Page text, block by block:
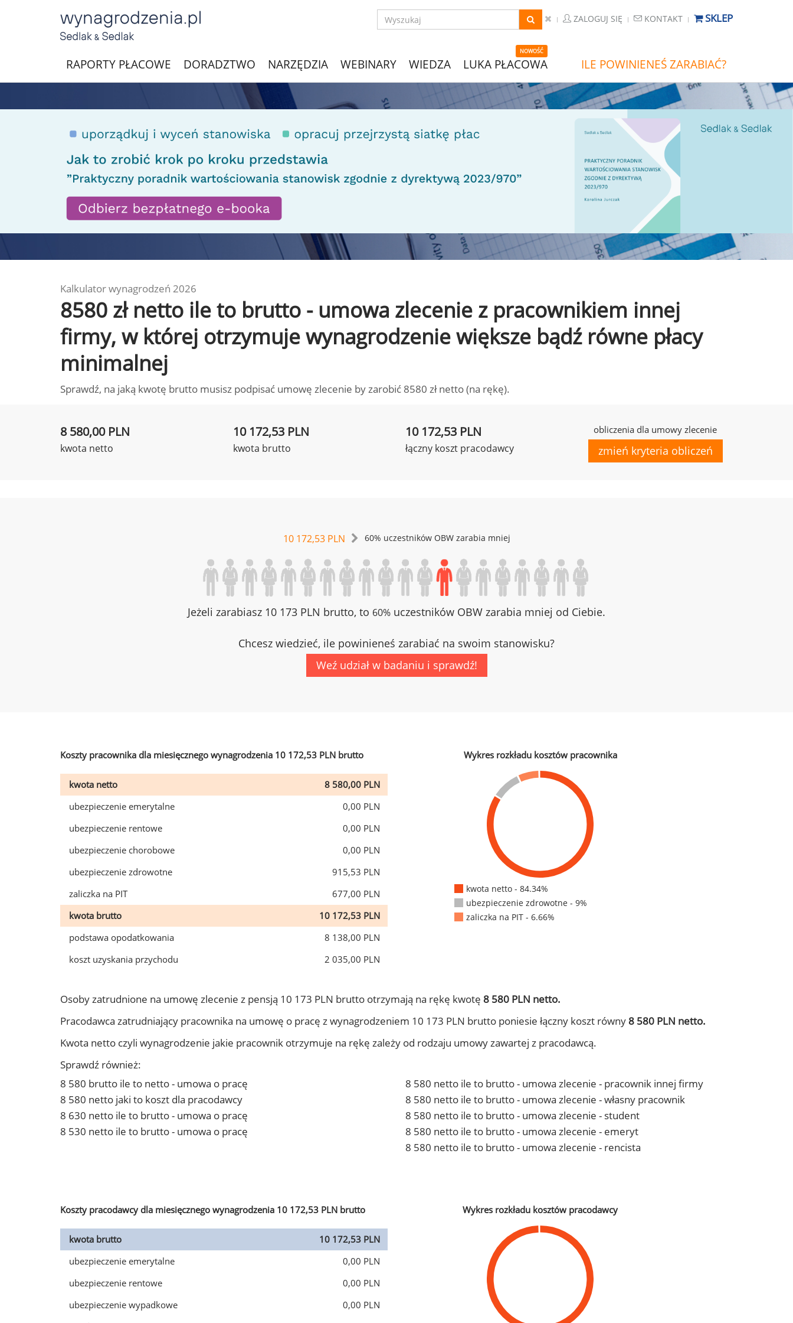
ZALOGUJ SIĘ KONTAKT SKLEP
RAPORTY PŁACOWE DORADZTWO NARZĘDZIA WEBINARY WIEDZA
NOWOŚĆ
LUKA PŁACOWA ILE POWINIENEŚ ZARABIAĆ?
Kalkulator wynagrodzeń 2026
8580 zł netto ile to brutto - umowa zlecenie z pracownikiem innej
firmy, w której otrzymuje wynagrodzenie większe bądź równe płacy
minimalnej
Sprawdź, na jaką kwotę brutto musisz podpisać umowę zlecenie by zarobić 8580 zł netto (na rękę).
8 580,00 PLN
kwota netto
10 172,53 PLN
kwota brutto
10 172,53 PLN
łączny koszt pracodawcy
obliczenia dla umowy zlecenie
zmień kryteria obliczeń
10 172,53 PLN 60% uczestników OBW zarabia mniej
Jeżeli zarabiasz 10 173 PLN brutto, to 60% uczestników OBW zarabia mniej od Ciebie.
Chcesz wiedzieć, ile powinieneś zarabiać na swoim stanowisku?
Weź udział w badaniu i sprawdź!
Koszty pracownika dla miesięcznego wynagrodzenia 10 172,53 PLN brutto
kwota netto
8 580,00 PLN
ubezpieczenie emerytalne
0,00 PLN
ubezpieczenie rentowe
0,00 PLN
ubezpieczenie chorobowe
0,00 PLN
ubezpieczenie zdrowotne
915,53 PLN
zaliczka na PIT
677,00 PLN
kwota brutto
10 172,53 PLN
podstawa opodatkowania
8 138,00 PLN
koszt uzyskania przychodu
2 035,00 PLN
Wykres rozkładu kosztów pracownika
kwota netto - 84.34%
ubezpieczenie zdrowotne - 9%
zaliczka na PIT - 6.66%
Osoby zatrudnione na umowę zlecenie z pensją 10 173 PLN brutto otrzymają na rękę kwotę 8 580 PLN netto.
Pracodawca zatrudniający pracownika na umowę o pracę z wynagrodzeniem 10 173 PLN brutto poniesie łączny koszt równy8 580 PLN netto.
Kwota netto czyli wynagrodzenie jakie pracownik otrzymuje na rękę zależy od rodzaju umowy zawartej z pracodawcą.
Sprawdź również:
8 580 brutto ile to netto - umowa o pracę
8 580 netto jaki to koszt dla pracodawcy
8 630 netto ile to brutto - umowa o pracę
8 530 netto ile to brutto - umowa o pracę
8 580 netto ile to brutto - umowa zlecenie - pracownik innej firmy
8 580 netto ile to brutto - umowa zlecenie - własny pracownik
8 580 netto ile to brutto - umowa zlecenie - student
8 580 netto ile to brutto - umowa zlecenie - emeryt
8 580 netto ile to brutto - umowa zlecenie - rencista
Koszty pracodawcy dla miesięcznego wynagrodzenia 10 172,53 PLN brutto
kwota brutto
10 172,53 PLN
ubezpieczenie emerytalne
0,00 PLN
ubezpieczenie rentowe
0,00 PLN
ubezpieczenie wypadkowe
0,00 PLN
Wykres rozkładu kosztów pracodawcy